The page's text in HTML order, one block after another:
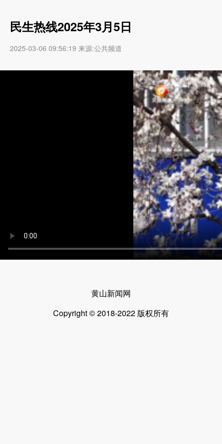
民生热线2025年3月5日
2025-03-06 09:56:19 来源:公共频道
黄山新闻网
Copyright © 2018-2022 版权所有